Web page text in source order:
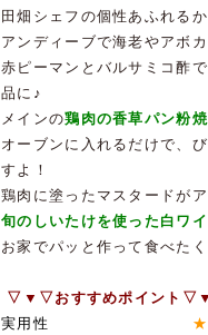
田畑シェフの個性あふれる
アンディーブで海老やアボ
赤ピーマンとバルサミコ酢
品に♪
メインの鶏肉の香草パン粉
オーブンに入れるだけで、
すよ！
鶏肉に塗ったマスタードが
旬のしいたけを使った白ワ
お家でパッと作って食べた
▽▼▽おすすめポイント
実用性